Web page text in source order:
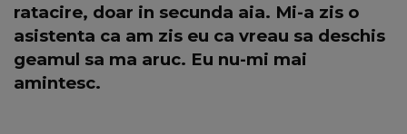
ratacire, doar in secunda aia. Mi-a zis o
asistenta ca am zis eu ca vreau sa deschis
geamul sa ma aruc. Eu nu-mi mai
amintesc.